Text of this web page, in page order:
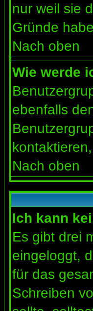
nur weil sie
Gründe
Nach oben
Wie werde
ebenfalls
Nach oben
Ich kann
Es gibt drei
eingeloggt,
für das
Schreiben